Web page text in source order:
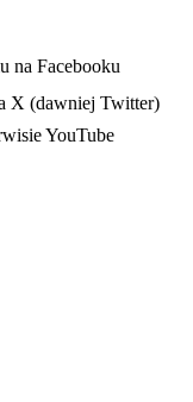
na Facebooku
X (dawniej Twitter)
YouTube